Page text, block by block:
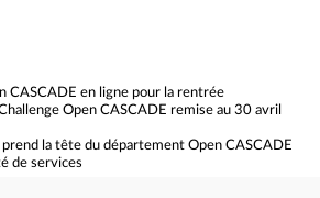
CASCADE en ligne pour la rentrée
Open CASCADE remise au 30 avril
la tête du département Open CASCADE
de services